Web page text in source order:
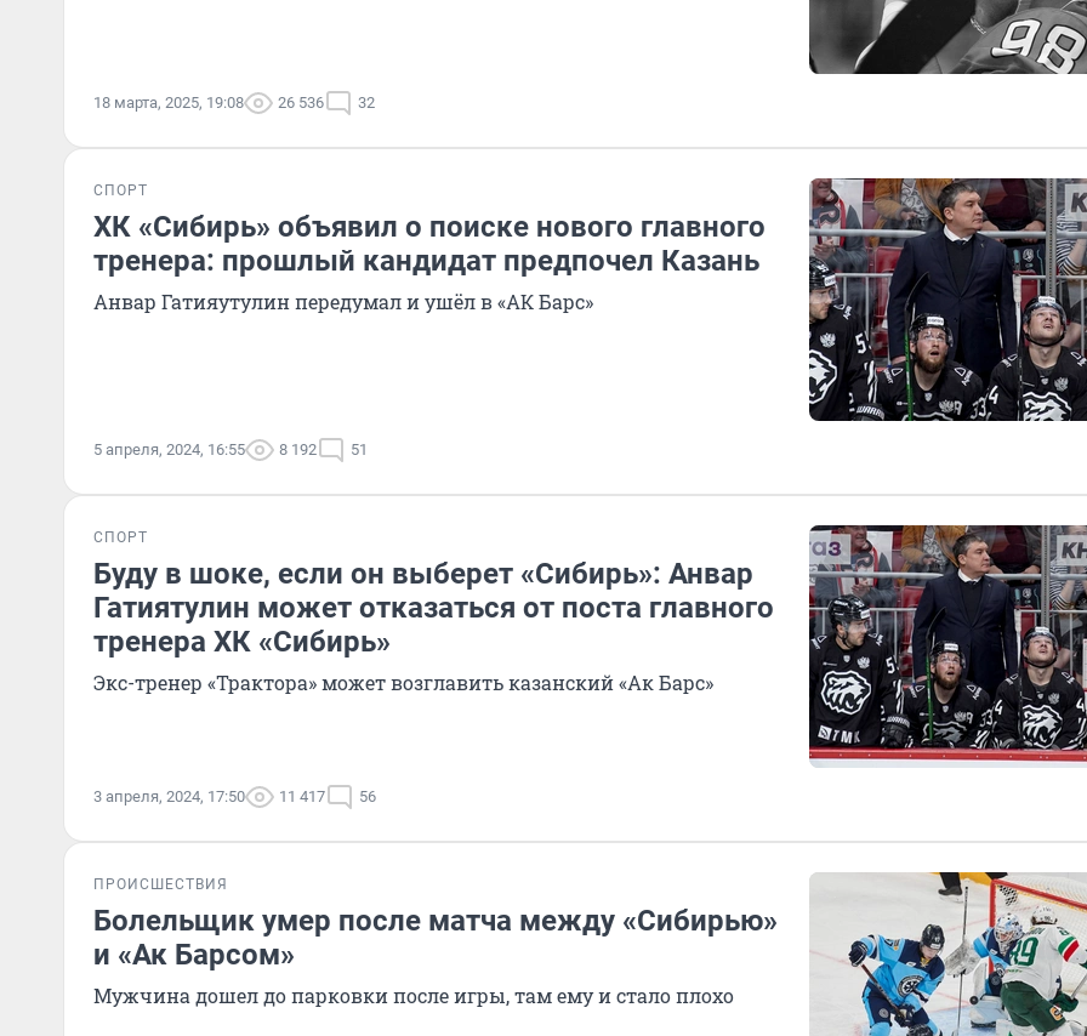
18 марта, 2025, 19:08 26 536 32
СПОРТ
ХК «Сибирь» объявил о поиске нового главного
тренера: прошлый кандидат предпочел Казань
Анвар Гатияутулин передумал и ушёл в «АК Барс»
5 апреля, 2024, 16:55 8 192 51
СПОРТ
Буду в шоке, если он выберет «Сибирь»: Анвар
Гатиятулин может отказаться от поста главного
тренера ХК «Сибирь»
Экс-тренер «Трактора» может возглавить казанский «Ак Барс»
3 апреля, 2024, 17:50 11 417 56
ПРОИСШЕСТВИЯ
Болельщик умер после матча между «Сибирью»
и «Ак Барсом»
Мужчина дошел до парковки после игры, там ему и стало плохо